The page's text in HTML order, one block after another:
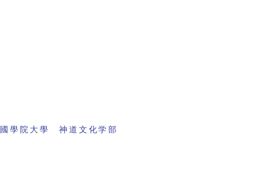
學院大學 神道文化学部